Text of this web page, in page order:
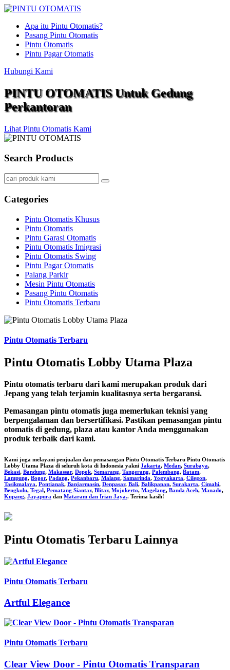
Apa itu Pintu Otomatis?
Pasang Pintu Otomatis
Pintu Otomatis
Pintu Pagar Otomatis
Hubungi Kami
PINTU OTOMATIS Untuk Gedung
Perkantoran
Lihat Pintu Otomatis Kami
Search Products
Categories
Pintu Otomatis Khusus
Pintu Otomatis
Pintu Garasi Otomatis
Pintu Otomatis Imigrasi
Pintu Otomatis Swing
Pintu Pagar Otomatis
Palang Parkir
Mesin Pintu Otomatis
Pasang Pintu Otomatis
Pintu Otomatis Terbaru
Pintu Otomatis Terbaru
Pintu Otomatis Lobby Utama Plaza
Pintu otomatis terbaru dari kami merupakan produk dari
Jepang yang telah terjamin kualitasnya serta bergaransi.
Pemasangan pintu otomatis juga memerlukan teknisi yang
berpengalaman dan bersertifikasi. Pastikan pemasangan pintu
otomatis di gedung, plaza atau kantor Anda menggunakan
produk terbaik dari kami.
Kami juga melayani penjualan dan pemasangan Pintu Otomatis Terbaru Pintu Otomatis
Lobby Utama Plaza di seluruh kota di Indonesia yakni Jakarta, Medan, Surabaya,
Bekasi, Bandung, Makassar, Depok, Semarang, Tangerang, Palembang, Batam,
Lampung, Bogor, Padang, Pekanbaru, Malang, Samarinda, Yogyakarta, Cilegon,
Tasikmalaya, Pontianak, Banjarmasin, Denpasar, Bali, Balikpapan, Surakarta, Cimahi,
Bengkulu, Tegal, Pematang Siantar, Blitar, Mojokerto, Magelang, Banda Aceh, Manado,
Kupang, Jayapura dan Mataram dan Irian Jaya.. Terima kasih!
Pintu Otomatis Terbaru Lainnya
Pintu Otomatis Terbaru
Artful Elegance
Pintu Otomatis Terbaru
Clear View Door - Pintu Otomatis Transparan